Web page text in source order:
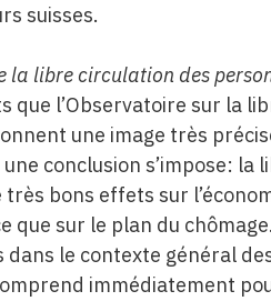
suisses.
la libre circulation des
que l’Observatoire sur la
une image très
conclusion s’impose: la
bons effets sur
que sur le plan du chômage.
le contexte général
immédiatement